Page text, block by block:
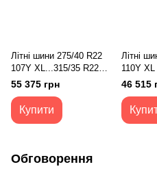
Літні шини 275/40 R22
107Y XL...315/35 R22
111Y XL FR Hankook
Ventus S1 evo3 SUV
K127A
55 375 грн
Купити
Літні
110Y
Sport 5
46 515
Обговорення